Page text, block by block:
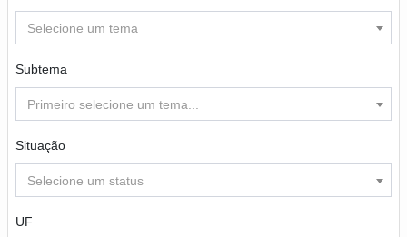
Selecione um tema
Subtema
Primeiro selecione um tema...
Situação
Selecione um status
UF